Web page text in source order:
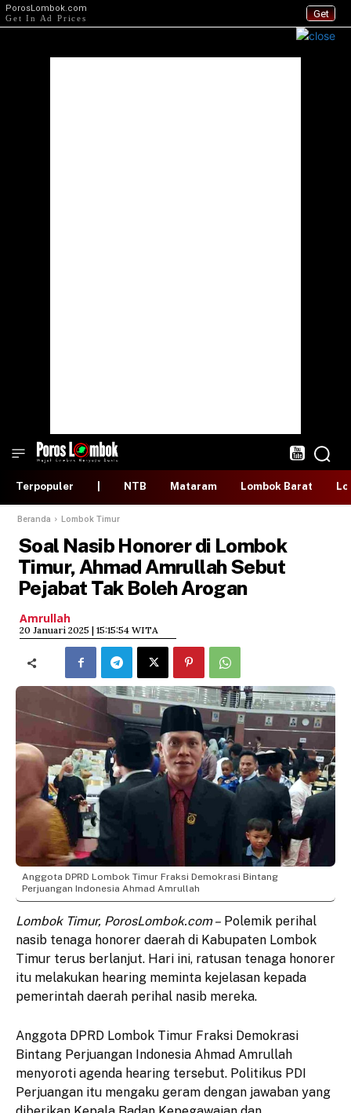
Get
PorosLombok.com
Get In Ad Prices
Terpopuler NTB Mataram Lombok Barat
Beranda Lombok Timur
Soal Nasib Honorer di Lombok
Timur, Ahmad Amrullah Sebut
Pejabat Tak Boleh Arogan
Amrullah
​20 Januari 2025 | 15:15:54 WITA
Anggota DPRD Lombok Timur Fraksi Demokrasi Bintang
Perjuangan Indonesia Ahmad Amrullah
Lombok Timur, PorosLombok.com – Polemik perihal
nasib tenaga honorer daerah di Kabupaten Lombok
Timur terus berlanjut. Hari ini, ratusan tenaga honorer
itu melakukan hearing meminta kejelasan kepada
pemerintah daerah perihal nasib mereka.
Anggota DPRD Lombok Timur Fraksi Demokrasi
Bintang Perjuangan Indonesia Ahmad Amrullah
menyoroti agenda hearing tersebut. Politikus PDI
Perjuangan itu mengaku geram dengan jawaban yang